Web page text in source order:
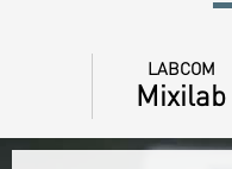
LABCOM
Mixilab